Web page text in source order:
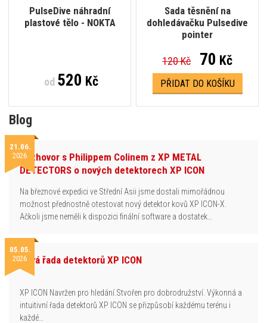
PulseDive náhradní
plastové tělo - NOKTA
od520 Kč
Sada těsnění na
dohledávačku Pulsedive
pointer
120 Kč 70 Kč
PŘIDAT DO KOŠÍKU
Blog
21.06.
2026Rozhovor s Philippem Colinem z XP METAL
DETECTORS o nových detektorech XP ICON
Na březnové expedici ve Střední Asii jsme dostali mimořádnou
možnost přednostně otestovat nový detektor kovů XP ICON-X.
Ačkoli jsme neměli k dispozici finální software a dostatek…
05.05.
2026Nová řada detektorů XP ICON
XP ICON Navržen pro hledání.Stvořen pro dobrodružství. Výkonná a
intuitivní řada detektorů XP ICON se přizpůsobí každému terénu i
každé…